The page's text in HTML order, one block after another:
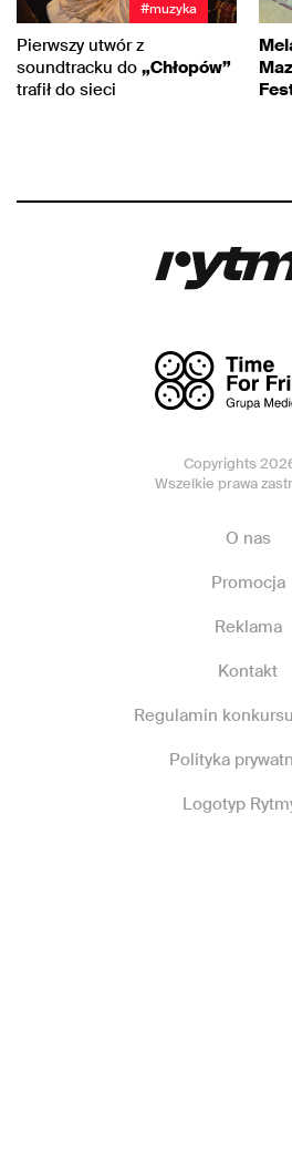
#muzyka
Pierwszy utwór z
soundtracku do „Chłopów”
trafił do sieci
Copyrights
Wszelkie prawa
O nas
Promocja
Reklama
Kontakt
Regulamin
Polityka
Logotyp